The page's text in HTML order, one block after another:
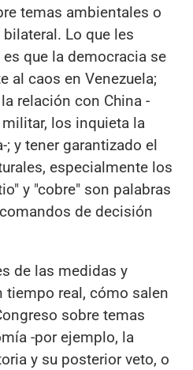
temas ambientales o
Lo que les
que la democracia se
al caos en Venezuela;
relación con China -
los inquieta la
y tener garantizado el
especialmente los
y "cobre" son palabras
de decisión
de las medidas y
tiempo real, cómo salen
sobre temas
-por ejemplo, la
y su posterior veto, o